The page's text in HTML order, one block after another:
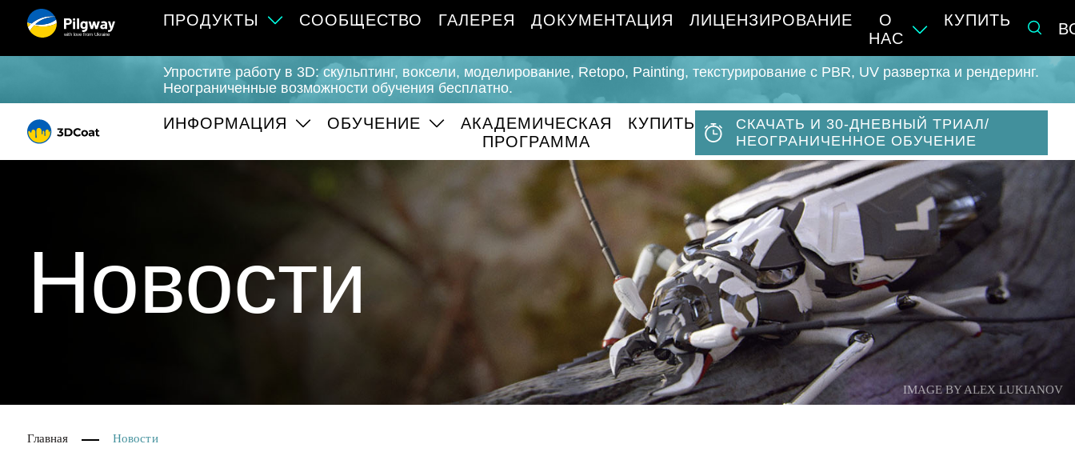
with love from Ukraine
ПРОДУКТЫ СООБЩЕСТВО ГАЛЕРЕЯ ДОКУМЕНТАЦИЯ ЛИЦЕНЗИРОВАНИЕ
О
НАС
КУПИТЬ
Упростите работу в 3D: скульптинг, воксели, моделирование, Retopo, Painting, текстурирование с PBR, UV развертка и рендеринг.
Неограниченные возможности обучения бесплатно.
ИНФОРМАЦИЯ ОБУЧЕНИЕ
АКАДЕМИЧЕСКАЯ
ПРОГРАММА
КУПИТЬ
СКАЧАТЬ И 30-ДНЕВНЫЙ ТРИАЛ/
НЕОГРАНИЧЕННОЕ ОБУЧЕНИЕ
IMAGE BY ALEX LUKIANOV
Новости
Главная Новости